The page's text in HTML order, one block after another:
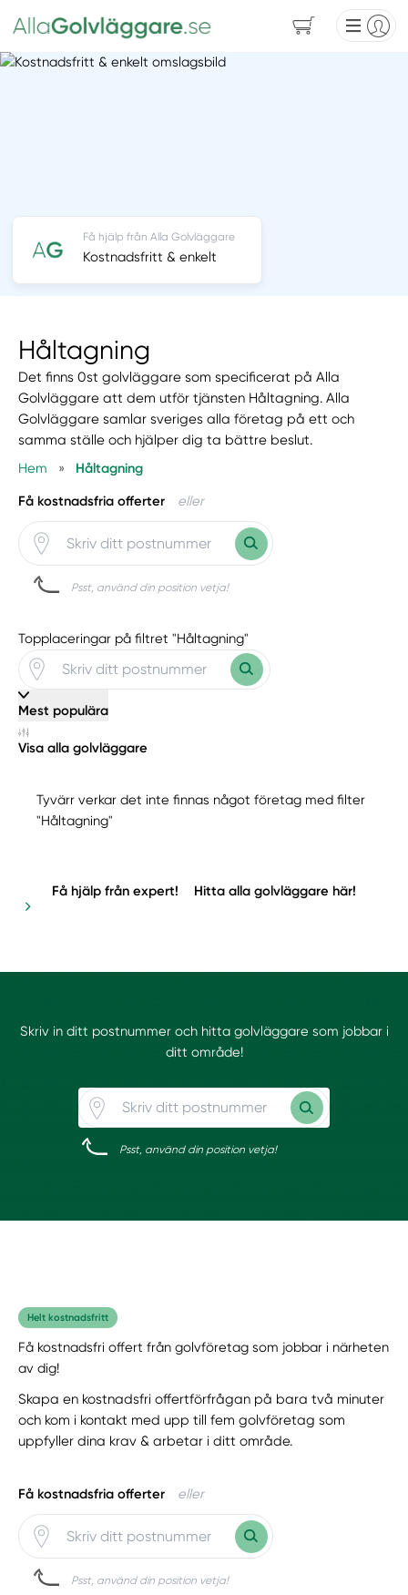
Håltagning
Det finns 0st golvläggare som specificerat på Alla
Golvläggare att dem utför tjänsten Håltagning. Alla
Golvläggare samlar sveriges alla företag på ett och
samma ställe och hjälper dig ta bättre beslut.
Hem
» Håltagning
Få kostnadsfria offerter eller
Psst, använd din position vetja!
Få hjälp från Alla Golvläggare
Kostnadsfritt & enkelt
Topplaceringar på filtret "Håltagning"
Mest populära
Visa alla golvläggare
Tyvärr verkar det inte finnas något företag med filter
"Håltagning"
Få hjälp från expert! Hitta alla golvläggare här!
Skriv in ditt postnummer och hitta golvläggare som jobbar i
ditt område!
Psst, använd din position vetja!
Helt kostnadsfritt
Få kostnadsfri offert från golvföretag som jobbar i närheten
av dig!
Skapa en kostnadsfri offertförfrågan på bara två minuter
och kom i kontakt med upp till fem golvföretag som
uppfyller dina krav & arbetar i ditt område.
Få kostnadsfria offerter eller
Psst, använd din position vetja!